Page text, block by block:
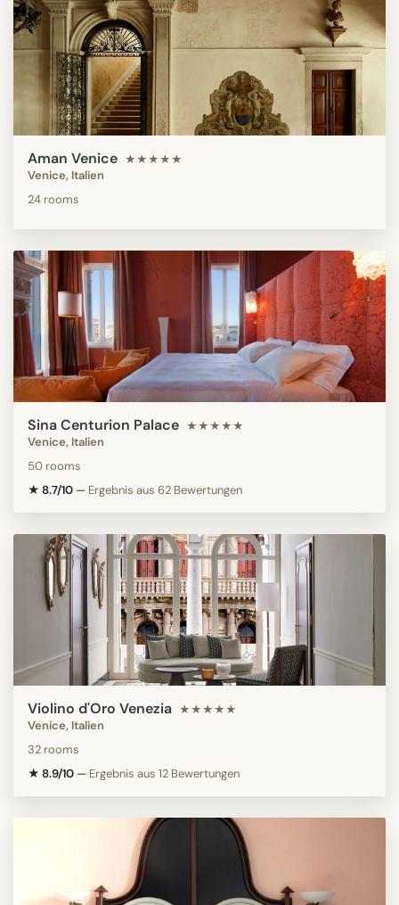
Aman Venice ★★★★★
Venice, Italien
24 rooms
Sina Centurion Palace ★★★★★
Venice, Italien
50 rooms
★ 8.7/10 — Ergebnis aus 62 Bewertungen
Violino d'Oro Venezia ★★★★★
Venice, Italien
32 rooms
★ 8.9/10 — Ergebnis aus 12 Bewertungen